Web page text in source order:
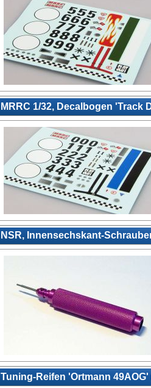
MRRC 1/32, Decalbogen 'Track
NSR, Innensechskant-
Tuning-Reifen 'Ortmann 49AOG'